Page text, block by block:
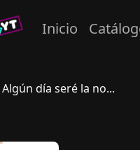
Inicio
Algún día seré la no...